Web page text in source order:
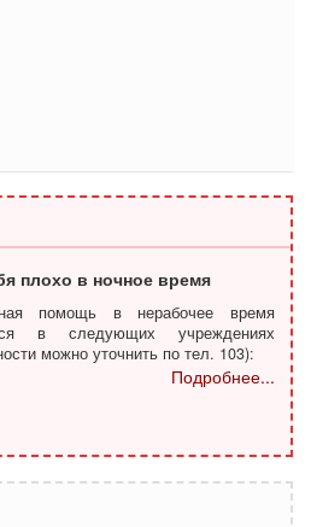
плохо в ночное время
помощь в нерабочее время
в следующих учреждениях
можно уточнить по тел. 103):
Подробнее...